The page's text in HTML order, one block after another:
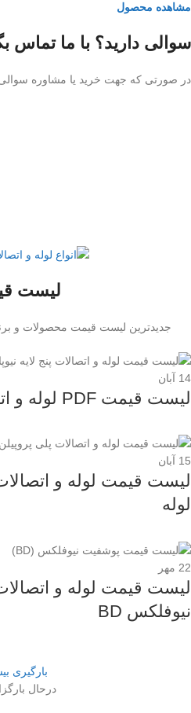
مشاهده محصول
سوالی دارید؟ با ما تماس
در صورتی که جهت خرید یا مشاوره سوالی
لیست
جدیدترین لیست قیمت محصولات و
14 آبان
لیست قیمت PDF لوله و اتصالات پنج لایه نیوپایپ
15 آبان
لیست قیمت لوله و
لوله
22 مهر
لیست قیمت لوله و
نیوفلکس BD
بارگیری
درحال